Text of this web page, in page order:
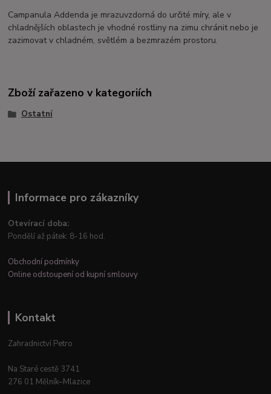
Campanula Addenda je mrazuvzdorná do určité míry, ale v
chladnějších oblastech je vhodné rostliny na zimu chránit nebo je
zazimovat v chladném, světlém a bezmrazém prostoru.
Zboží zařazeno v kategoriích
Ostatní
Informace pro zákazníky
Otevírací doba:
Pondělí až pátek: 8-16 hod.
Obchodní podmínky
Online odstoupení od kupní smlouvy
Kontakt
Zahradnictví Petro
Na Staré cestě 3741
276 01 Mělník–Mlazice